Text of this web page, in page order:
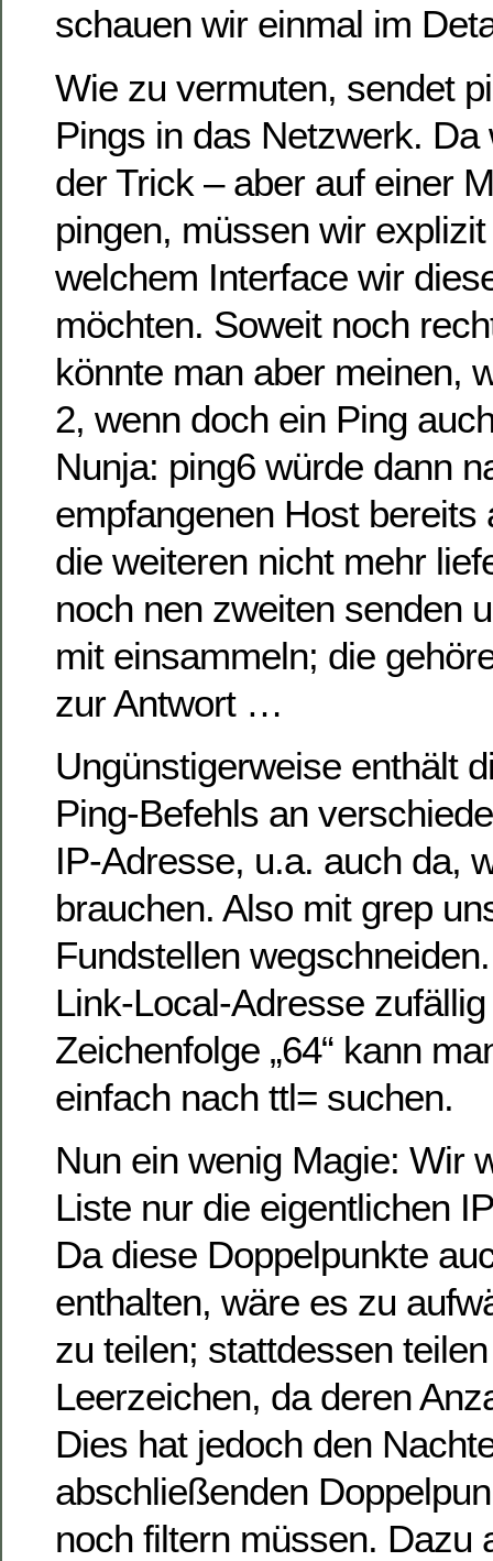
schauen wir einmal im
Wie zu vermuten, sendet
Pings in das Netzwerk. Da
der Trick – aber auf einer
pingen, müssen wir
welchem Interface wir
möchten. Soweit noch
könnte man aber meinen,
2, wenn doch ein Ping
Nunja: ping6 würde dann
empfangenen Host bereits
die weiteren nicht mehr
noch nen zweiten senden
mit einsammeln; die
zur Antwort …
Ungünstigerweise enthält
Ping-Befehls an
IP-Adresse, u.a. auch da,
brauchen. Also mit grep
Fundstellen
Link-Local-Adresse
Zeichenfolge „64“ kann
einfach nach ttl= suchen.
Nun ein wenig Magie: Wir
Liste nur die eigentlichen
Da diese Doppelpunkte
enthalten, wäre es zu
zu teilen; stattdessen
Leerzeichen, da deren
Dies hat jedoch den
abschließenden
noch filtern müssen. Dazu